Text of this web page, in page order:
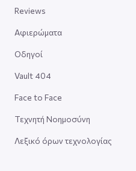
Reviews
Αφιερώματα
Οδηγοί
Vault 404
Face to Face
Τεχνητή Νοημοσύνη
Λεξικό όρων τεχνολογίας